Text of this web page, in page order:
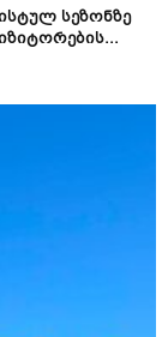
სეზონზე